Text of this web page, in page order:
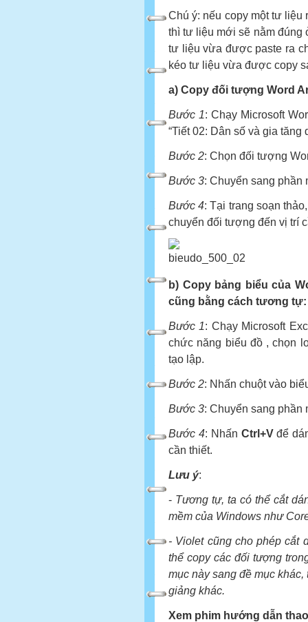
Chú ý: nếu copy một tư liệu
thì tư liệu mới sẽ nằm đúng
tư liệu vừa được paste ra
kéo tư liệu vừa được copy
a) Copy đối tượng Word
Bước 1: Chạy Microsoft
“Tiết 02: Dân số và gia tăng
Bước 2: Chọn đối tượng
Bước 3: Chuyển sang phần
Bước 4: Tại trang soạn
chuyển đối tượng đến vị trí
b) Copy bảng biểu của
cũng bằng cách tương tự:
Bước 1: Chạy Microsoft
chức năng biểu đồ , chọn
tạo lập.
Bước 2: Nhấn chuột vào
Bước 3: Chuyển sang phần
Bước 4: Nhấn Ctrl+Vđể
cần thiết.
Lưu ý:
- Tương tự, ta có thể cắt
mềm của Windows như
- Violet cũng cho phép cắt
thể copy các đối tượng
mục này sang đề mục
giảng khác.
Xem phim hướng dẫn